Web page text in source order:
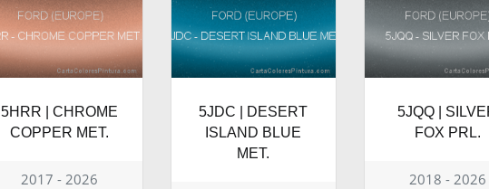
5HRR | CHROME
COPPER MET.
2017 - 2026
5JDC | DESERT
ISLAND BLUE
MET.
5JQQ |
FOX PRL.
2018 - 2026